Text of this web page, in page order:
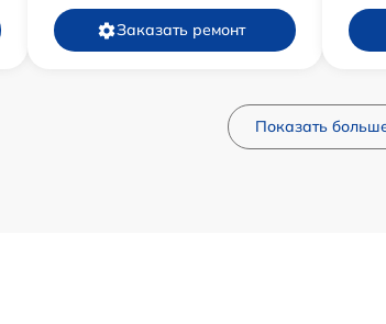
Заказать ремонт
Показать